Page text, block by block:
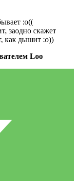
:о((
заодно скажет
как дышит :о))
Loo